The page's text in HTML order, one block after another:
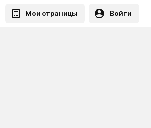
Мои страницы Войти